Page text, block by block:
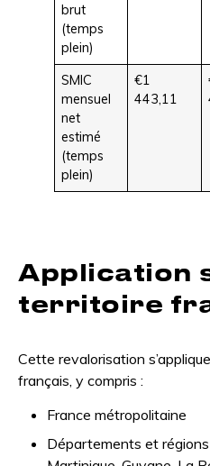
brut
(temps
plein)
SMIC
mensuel
net
estimé
(temps
plein)
€1
443,11
Application
territoire
Cette revalorisation
français, y compris :
France métropolitaine
Départements et régions